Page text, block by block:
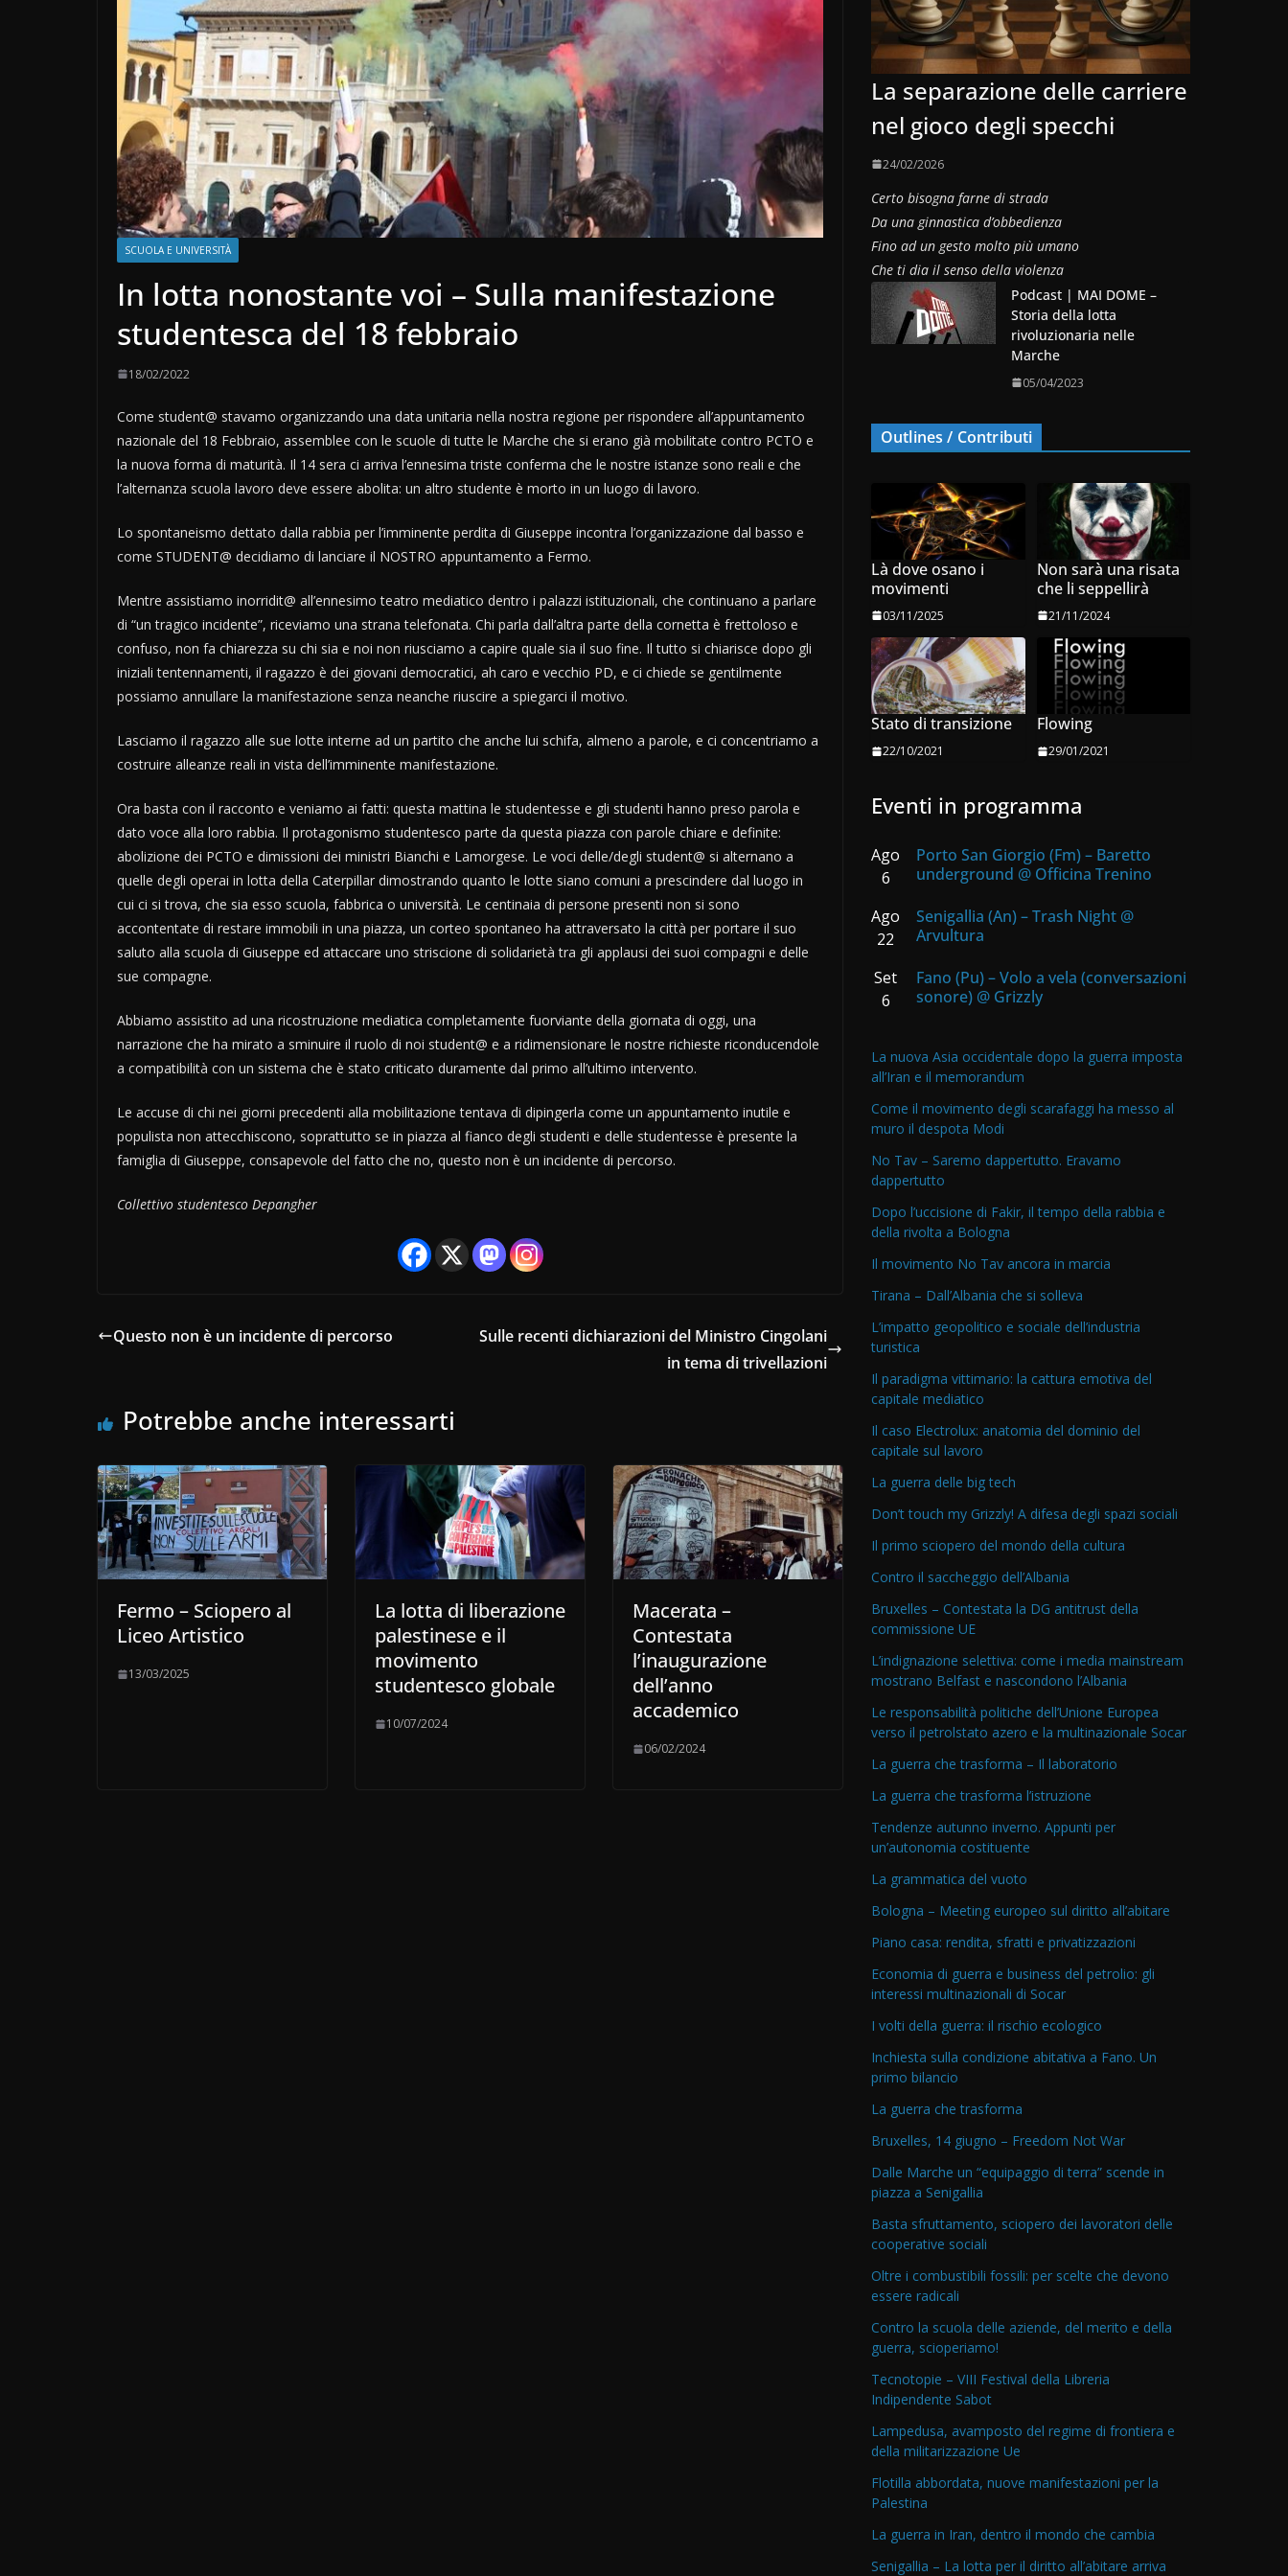
SCUOLA E UNIVERSITÀ
In lotta nonostante voi – Sulla manifestazione
studentesca del 18 febbraio
18/02/2022
Come student@ stavamo organizzando una data unitaria nella nostra regione per rispondere all’appuntamento
nazionale del 18 Febbraio, assemblee con le scuole di tutte le Marche che si erano già mobilitate contro PCTO e
la nuova forma di maturità. Il 14 sera ci arriva l’ennesima triste conferma che le nostre istanze sono reali e che
l’alternanza scuola lavoro deve essere abolita: un altro studente è morto in un luogo di lavoro.
Lo spontaneismo dettato dalla rabbia per l’imminente perdita di Giuseppe incontra l’organizzazione dal basso e
come STUDENT@ decidiamo di lanciare il NOSTRO appuntamento a Fermo.
Mentre assistiamo inorridit@ all’ennesimo teatro mediatico dentro i palazzi istituzionali, che continuano a parlare
di “un tragico incidente”, riceviamo una strana telefonata. Chi parla dall’altra parte della cornetta è frettoloso e
confuso, non fa chiarezza su chi sia e noi non riusciamo a capire quale sia il suo fine. Il tutto si chiarisce dopo gli
iniziali tentennamenti, il ragazzo è dei giovani democratici, ah caro e vecchio PD, e ci chiede se gentilmente
possiamo annullare la manifestazione senza neanche riuscire a spiegarci il motivo.
Lasciamo il ragazzo alle sue lotte interne ad un partito che anche lui schifa, almeno a parole, e ci concentriamo a
costruire alleanze reali in vista dell’imminente manifestazione.
Ora basta con il racconto e veniamo ai fatti: questa mattina le studentesse e gli studenti hanno preso parola e
dato voce alla loro rabbia. Il protagonismo studentesco parte da questa piazza con parole chiare e definite:
abolizione dei PCTO e dimissioni dei ministri Bianchi e Lamorgese. Le voci delle/degli student@ si alternano a
quelle degli operai in lotta della Caterpillar dimostrando quanto le lotte siano comuni a prescindere dal luogo in
cui ci si trova, che sia esso scuola, fabbrica o università. Le centinaia di persone presenti non si sono
accontentate di restare immobili in una piazza, un corteo spontaneo ha attraversato la città per portare il suo
saluto alla scuola di Giuseppe ed attaccare uno striscione di solidarietà tra gli applausi dei suoi compagni e delle
sue compagne.
Abbiamo assistito ad una ricostruzione mediatica completamente fuorviante della giornata di oggi, una
narrazione che ha mirato a sminuire il ruolo di noi student@ e a ridimensionare le nostre richieste riconducendole
a compatibilità con un sistema che è stato criticato duramente dal primo all’ultimo intervento.
Le accuse di chi nei giorni precedenti alla mobilitazione tentava di dipingerla come un appuntamento inutile e
populista non attecchiscono, soprattutto se in piazza al fianco degli studenti e delle studentesse è presente la
famiglia di Giuseppe, consapevole del fatto che no, questo non è un incidente di percorso.
Collettivo studentesco Depangher
Questo non è un incidente di percorso
Sulle recenti dichiarazioni del Ministro Cingolani
in tema di trivellazioni
Potrebbe anche interessarti
Fermo – Sciopero al
Liceo Artistico
13/03/2025
La lotta di liberazione
palestinese e il
movimento
studentesco globale
10/07/2024
Macerata –
Contestata
l’inaugurazione
dell’anno
accademico
06/02/2024
La separazione delle carriere
nel gioco degli specchi
24/02/2026
Certo bisogna farne di strada
Da una ginnastica d’obbedienza
Fino ad un gesto molto più umano
Che ti dia il senso della violenza
Podcast | MAI DOME –
Storia della lotta
rivoluzionaria nelle
Marche
05/04/2023
Outlines / Contributi
Là dove osano i
movimenti
03/11/2025
Non sarà una risata
che li seppellirà
21/11/2024
Stato di transizione
22/10/2021
Flowing
29/01/2021
Eventi in programma
Ago
6
Porto San Giorgio (Fm) – Baretto
underground @ Officina Trenino
Ago
22
Senigallia (An) – Trash Night @
Arvultura
Set
6
Fano (Pu) – Volo a vela (conversazioni
sonore) @ Grizzly
La nuova Asia occidentale dopo la guerra imposta
all’Iran e il memorandum
Come il movimento degli scarafaggi ha messo al
muro il despota Modi
No Tav – Saremo dappertutto. Eravamo
dappertutto
Dopo l’uccisione di Fakir, il tempo della rabbia e
della rivolta a Bologna
Il movimento No Tav ancora in marcia
Tirana – Dall’Albania che si solleva
L’impatto geopolitico e sociale dell’industria
turistica
Il paradigma vittimario: la cattura emotiva del
capitale mediatico
Il caso Electrolux: anatomia del dominio del
capitale sul lavoro
La guerra delle big tech
Don’t touch my Grizzly! A difesa degli spazi sociali
Il primo sciopero del mondo della cultura
Contro il saccheggio dell’Albania
Bruxelles – Contestata la DG antitrust della
commissione UE
L’indignazione selettiva: come i media mainstream
mostrano Belfast e nascondono l’Albania
Le responsabilità politiche dell’Unione Europea
verso il petrolstato azero e la multinazionale Socar
La guerra che trasforma – Il laboratorio
La guerra che trasforma l’istruzione
Tendenze autunno inverno. Appunti per
un’autonomia costituente
La grammatica del vuoto
Bologna – Meeting europeo sul diritto all’abitare
Piano casa: rendita, sfratti e privatizzazioni
Economia di guerra e business del petrolio: gli
interessi multinazionali di Socar
I volti della guerra: il rischio ecologico
Inchiesta sulla condizione abitativa a Fano. Un
primo bilancio
La guerra che trasforma
Bruxelles, 14 giugno – Freedom Not War
Dalle Marche un “equipaggio di terra” scende in
piazza a Senigallia
Basta sfruttamento, sciopero dei lavoratori delle
cooperative sociali
Oltre i combustibili fossili: per scelte che devono
essere radicali
Contro la scuola delle aziende, del merito e della
guerra, scioperiamo!
Tecnotopie – VIII Festival della Libreria
Indipendente Sabot
Lampedusa, avamposto del regime di frontiera e
della militarizzazione Ue
Flotilla abbordata, nuove manifestazioni per la
Palestina
La guerra in Iran, dentro il mondo che cambia
Senigallia – La lotta per il diritto all’abitare arriva